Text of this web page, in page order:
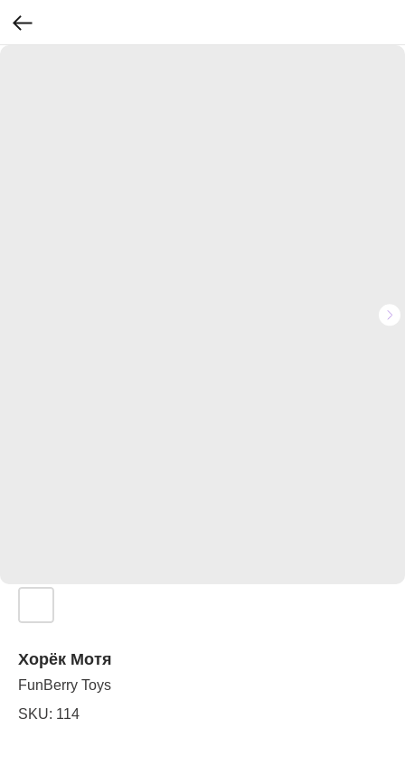
Хорёк Мотя
FunBerry Toys
SKU: 114